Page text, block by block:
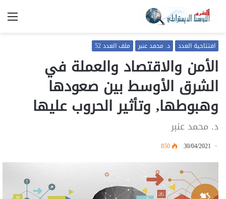
افتتاحية العدد د. محمد عنبر ملف العدد 52
الأمن والاقتصاد والعملة في
الشرق الأوسط بين صعودها
وهبوطها, وتأثير الحروب عليها
د. محمد عنبر
30/04/2021
850